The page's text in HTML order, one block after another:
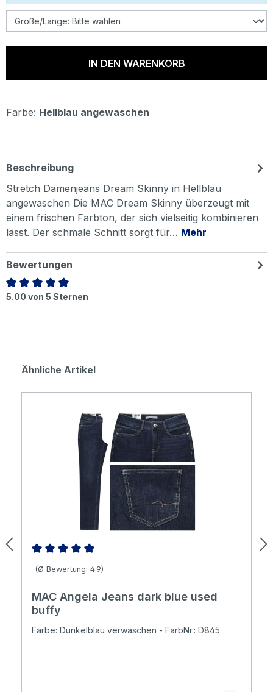
IN DEN WARENKORB
Farbe: Hellblau angewaschen
Beschreibung
Stretch Damenjeans Dream Skinny in Hellblau
angewaschen Die MAC Dream Skinny überzeugt mit
einem frischen Farbton, der sich vielseitig kombinieren
lässt. Der schmale Schnitt sorgt für… Mehr
Bewertungen
Durchschnittliche Bewertung von 5 von 5 Sternen
5.00 von 5 Sternen
Produktgalerie überspringen
Ähnliche Artikel
Durchschnittliche Bewertung von 4.94 von 5 Sternen
(Ø Bewertung: 4.9)
MAC Angela Jeans dark blue used
buffy
Farbe: Dunkelblau verwaschen - FarbNr.: D845